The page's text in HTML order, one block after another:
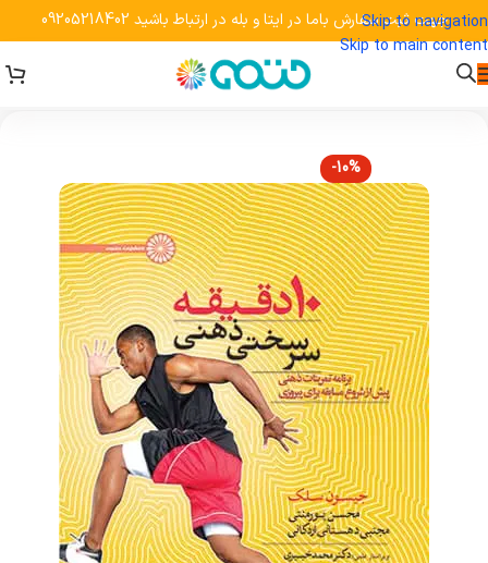
Skip to navigation
Skip to main content
جهت ثبت سفارش باما در ایتا و بله در ارتباط باشید 09205218402
-10%